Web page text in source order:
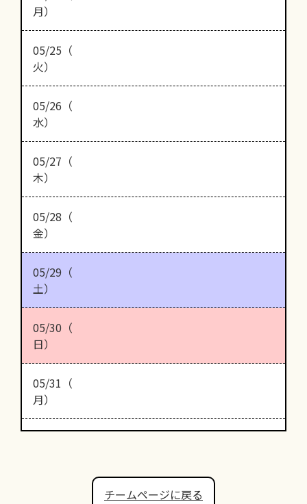
月）
05/25（
火）
05/26（
水）
05/27（
木）
05/28（
金）
05/29（
土）
05/30（
日）
05/31（
月）
チームページに戻る